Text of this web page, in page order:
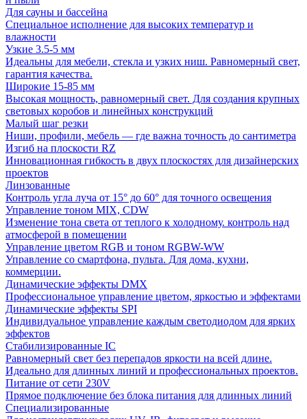
Для сауны и бассейна
Специальное исполнение для высоких температур и
влажности
Узкие 3.5-5 мм
Идеальны для мебели, стекла и узких ниш. Равномерный свет,
гарантия качества.
Широкие 15-85 мм
Высокая мощность, равномерный свет. Для создания крупных
световых коробов и линейных конструкций
Малый шаг резки
Ниши, профили, мебель — где важна точность до сантиметра
Изгиб на плоскости RZ
Инновационная гибкость в двух плоскостях для дизайнерских
проектов
Линзованные
Контроль угла луча от 15° до 60° для точного освещения
Управление тоном MIX, CDW
Изменение тона света от теплого к холодному. контроль над
атмосферой в помещении
Управление цветом RGB и тоном RGBW-WW
Управление со смартфона, пульта. Для дома, кухни,
коммерции.
Динамические эффекты DMX
Профессиональное управление цветом, яркостью и эффектами
Динамические эффекты SPI
Индивидуальное управление каждым светодиодом для ярких
эффектов
Стабилизированные IC
Равномерный свет без перепадов яркости на всей длине.
Идеально для длинных линий и профессиональных проектов.
Питание от сети 230V
Прямое подключение без блока питания для длинных линий
Специализированные